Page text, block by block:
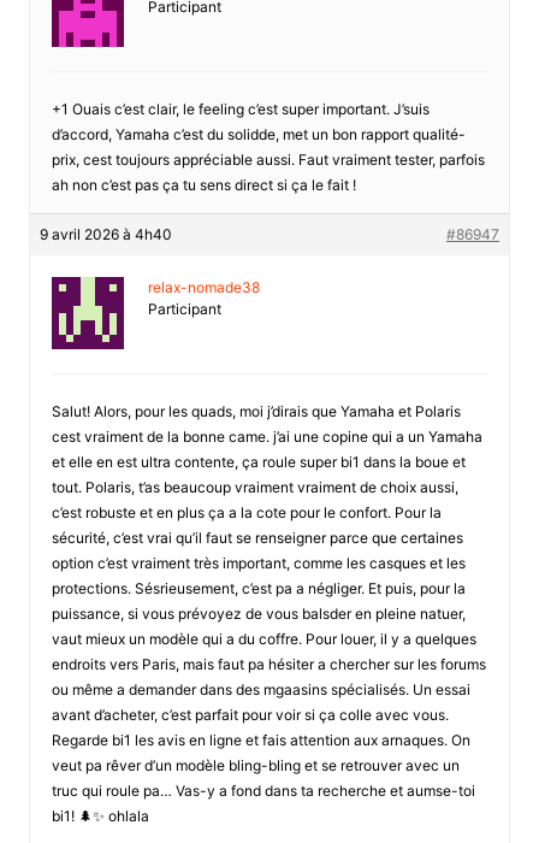
Participant
+1 Ouais c’est clair, le feeling c’est super important. J’suis
d’accord, Yamaha c’est du solidde, met un bon rapport qualité-
prix, cest toujours appréciable aussi. Faut vraiment tester, parfois
ah non c’est pas ça tu sens direct si ça le fait !
9 avril 2026 à 4h40 #86947
relax-nomade38
Participant
Salut! Alors, pour les quads, moi j’dirais que Yamaha et Polaris
cest vraiment de la bonne came. j’ai une copine qui a un Yamaha
et elle en est ultra contente, ça roule super bi1 dans la boue et
tout. Polaris, t’as beaucoup vraiment vraiment de choix aussi,
c’est robuste et en plus ça a la cote pour le confort. Pour la
sécurité, c’est vrai qu’il faut se renseigner parce que certaines
option c’est vraiment très important, comme les casques et les
protections. Sésrieusement, c’est pa a négliger. Et puis, pour la
puissance, si vous prévoyez de vous balsder en pleine natuer,
vaut mieux un modèle qui a du coffre. Pour louer, il y a quelques
endroits vers Paris, mais faut pa hésiter a chercher sur les forums
ou même a demander dans des mgaasins spécialisés. Un essai
avant d’acheter, c’est parfait pour voir si ça colle avec vous.
Regarde bi1 les avis en ligne et fais attention aux arnaques. On
veut pa rêver d’un modèle bling-bling et se retrouver avec un
truc qui roule pa… Vas-y a fond dans ta recherche et aumse-toi
bi1! 🌲✨ ohlala